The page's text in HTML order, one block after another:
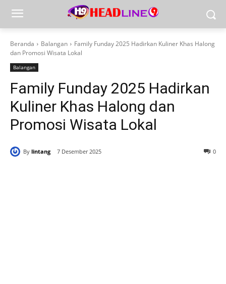
Beranda Balangan
Family Funday 2025 Hadirkan Kuliner Khas Halong
dan Promosi Wisata Lokal
Balangan
Family Funday 2025 Hadirkan
Kuliner Khas Halong dan
Promosi Wisata Lokal
By lintang 7 Desember 2025 0